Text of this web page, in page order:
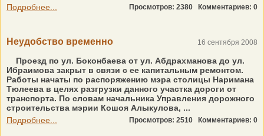
Подробнее...
Просмотров: 2380 Комментариев: 0
Неудобство временно 16 сентября 2008
Проезд по ул. Боконбаева от ул. Абдрахманова до ул.
Ибраимова закрыт в связи с ее капитальным ремонтом.
Работы начаты по распоряжению мэра столицы Наримана
Тюлеева в целях разгрузки данного участка дороги от
транспорта. По словам начальника Управления дорожного
строительства мэрии Кошоя Алыкулова, ...
Подробнее...
Просмотров: 2510 Комментариев: 0